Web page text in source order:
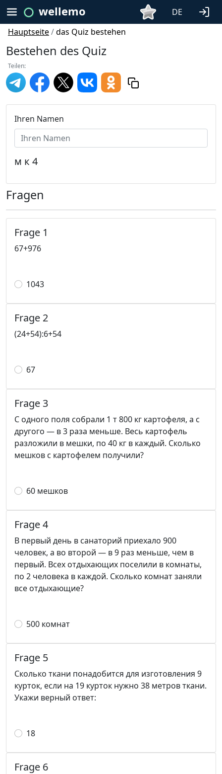
wellemo
DE
Hauptseite/das Quiz bestehen
Bestehen des Quiz
Teilen:
Ihren Namen
м к 4
Fragen
Frage 1
67+976
1043
Frage 2
(24+54):6+54
67
Frage 3
С одного поля собрали 1 т 800 кг картофеля, а с
другого — в 3 раза меньше. Весь картофель
разложили в мешки, по 40 кг в каждый. Сколько
мешков с картофелем получили?
60 мешков
Frage 4
В первый день в санаторий приехало 900
человек, а во второй — в 9 раз меньше, чем в
первый. Всех отдыхающих поселили в комнаты,
по 2 человека в каждой. Сколько комнат заняли
все отдыхающие?
500 комнат
Frage 5
Сколько ткани понадобится для изготовления 9
курток, если на 19 курток нужно 38 метров ткани.
Укажи верный ответ:
18
Frage 6